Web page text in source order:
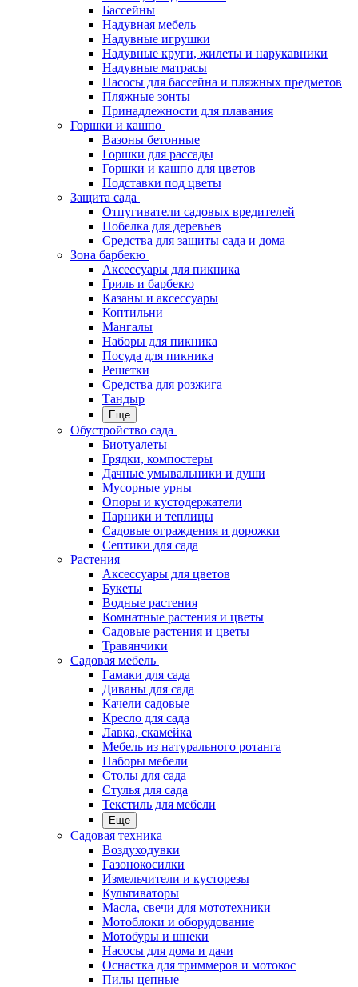
Бассейны
Надувная мебель
Надувные игрушки
Надувные круги, жилеты и нарукавники
Надувные матрасы
Насосы для бассейна и пляжных предметов
Пляжные зонты
Принадлежности для плавания
Горшки и кашпо
Вазоны бетонные
Горшки для рассады
Горшки и кашпо для цветов
Подставки под цветы
Защита сада
Отпугиватели садовых вредителей
Побелка для деревьев
Средства для защиты сада и дома
Зона барбекю
Аксессуары для пикника
Гриль и барбекю
Казаны и аксессуары
Коптильни
Мангалы
Наборы для пикника
Посуда для пикника
Решетки
Средства для розжига
Тандыр
Еще
Обустройство сада
Биотуалеты
Грядки, компостеры
Дачные умывальники и души
Мусорные урны
Опоры и кустодержатели
Парники и теплицы
Садовые ограждения и дорожки
Септики для сада
Растения
Аксессуары для цветов
Букеты
Водные растения
Комнатные растения и цветы
Садовые растения и цветы
Травянчики
Садовая мебель
Гамаки для сада
Диваны для сада
Качели садовые
Кресло для сада
Лавка, скамейка
Мебель из натурального ротанга
Наборы мебели
Столы для сада
Стулья для сада
Текстиль для мебели
Еще
Садовая техника
Воздуходувки
Газонокосилки
Измельчители и кусторезы
Культиваторы
Масла, свечи для мототехники
Мотоблоки и оборудование
Мотобуры и шнеки
Насосы для дома и дачи
Оснастка для триммеров и мотокос
Пилы цепные